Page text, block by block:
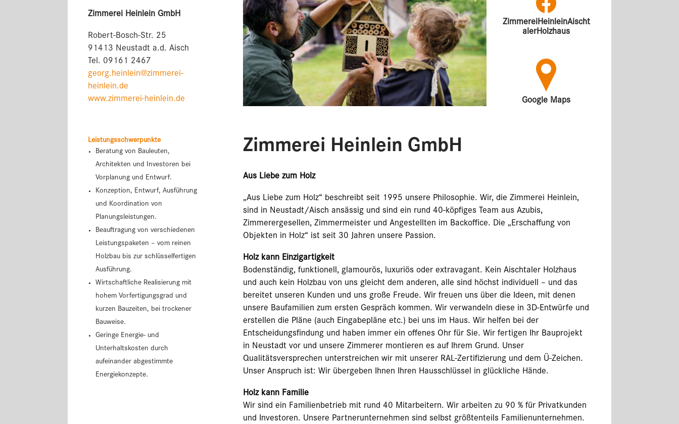
Zimmerei Heinlein GmbH
Robert-Bosch-Str. 25
91413 Neustadt a.d. Aisch
Tel. 09161 2467
georg.heinlein@zimmerei-
heinlein.de
www.zimmerei-heinlein.de
ZimmereiHeinleinAischt
alerHolzhaus
Google Maps
Leistungsschwerpunkte
Beratung von Bauleuten,
Architekten und Investoren bei
Vorplanung und Entwurf.
Konzeption, Entwurf, Ausführung
und Koordination von
Planungsleistungen.
Beauftragung von verschiedenen
Leistungspaketen – vom reinen
Holzbau bis zur schlüsselfertigen
Ausführung.
Wirtschaftliche Realisierung mit
hohem Vorfertigungsgrad und
kurzen Bauzeiten, bei trockener
Bauweise.
Geringe Energie- und
Unterhaltskosten durch
aufeinander abgestimmte
Energiekonzepte.
Zimmerei Heinlein GmbH
Aus Liebe zum Holz
„Aus Liebe zum Holz“ beschreibt seit 1995 unsere Philosophie. Wir, die Zimmerei Heinlein,
sind in Neustadt/Aisch ansässig und sind ein rund 40-köpfiges Team aus Azubis,
Zimmerergesellen, Zimmermeister und Angestellten im Backoffice. Die „Erschaffung von
Objekten in Holz“ ist seit 30 Jahren unsere Passion.
Holz kann Einzigartigkeit
Bodenständig, funktionell, glamourös, luxuriös oder extravagant. Kein Aischtaler Holzhaus
und auch kein Holzbau von uns gleicht dem anderen, alle sind höchst individuell – und das
bereitet unseren Kunden und uns große Freude. Wir freuen uns über die Ideen, mit denen
unsere Baufamilien zum ersten Gespräch kommen. Wir verwandeln diese in 3D-Entwürfe und
erstellen die Pläne (auch Eingabepläne etc.) bei uns im Haus. Wir helfen bei der
Entscheidungsfindung und haben immer ein offenes Ohr für Sie. Wir fertigen Ihr Bauprojekt
in Neustadt vor und unsere Zimmerer montieren es auf Ihrem Grund. Unser
Qualitätsversprechen unterstreichen wir mit unserer RAL-Zertifizierung und dem Ü-Zeichen.
Unser Anspruch ist: Wir übergeben Ihnen Ihren Hausschlüssel in glückliche Hände.
Holz kann Familie
Wir sind ein Familienbetrieb mit rund 40 Mitarbeitern. Wir arbeiten zu 90 % für Privatkunden
und Investoren. Unsere Partnerunternehmen sind selbst größtenteils Familienunternehmen.